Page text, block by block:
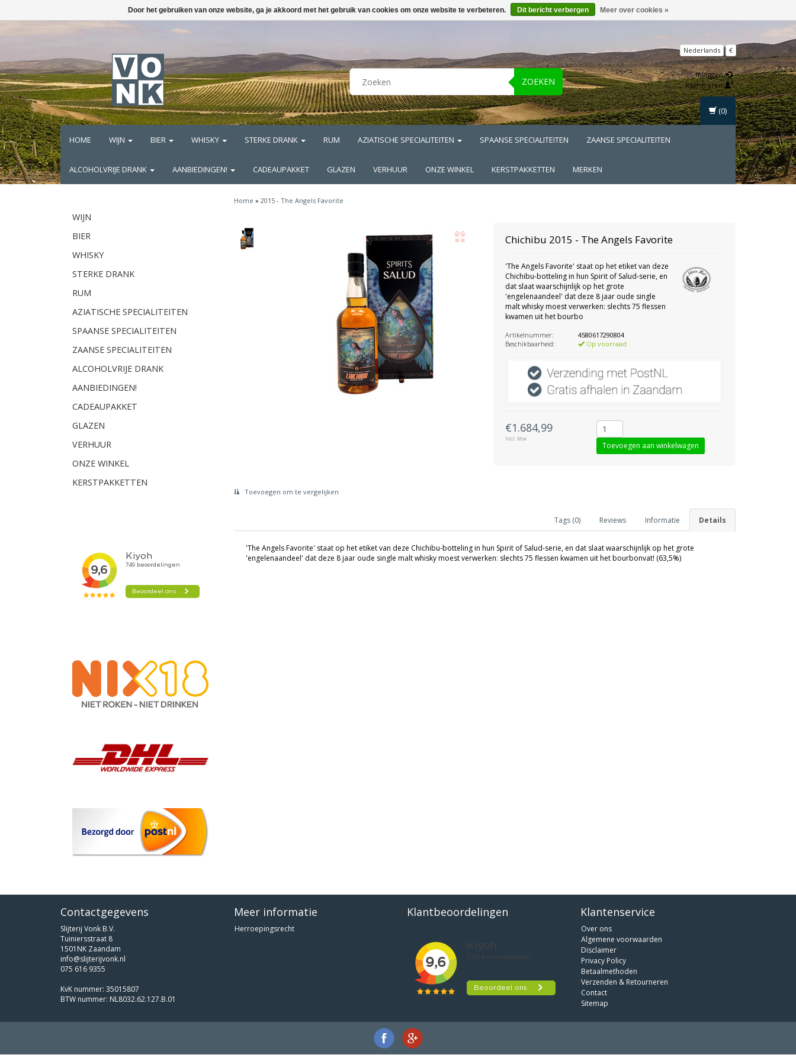
ZOEKEN
Nederlands €
Inloggen
Registreren
HOME WIJN BIER WHISKY STERKE DRANK RUM AZIATISCHE SPECIALITEITEN SPAANSE SPECIALITEITEN ZAANSE SPECIALITEITEN
ALCOHOLVRIJE DRANK AANBIEDINGEN! CADEAUPAKKET GLAZEN VERHUUR ONZE WINKEL KERSTPAKKETTEN MERKEN
(0)
WIJN
BIER
WHISKY
STERKE DRANK
RUM
AZIATISCHE SPECIALITEITEN
SPAANSE SPECIALITEITEN
ZAANSE SPECIALITEITEN
ALCOHOLVRIJE DRANK
AANBIEDINGEN!
CADEAUPAKKET
GLAZEN
VERHUUR
ONZE WINKEL
KERSTPAKKETTEN
Home » 2015 - The Angels Favorite
Chichibu 2015 - The Angels Favorite
'The Angels Favorite' staat op het etiket van deze
Chichibu-botteling in hun Spirit of Salud-serie, en
dat slaat waarschijnlijk op het grote
'engelenaandeel' dat deze 8 jaar oude single
malt whisky moest verwerken: slechts 75 flessen
kwamen uit het bourbo
Artikelnummer:
4580617290804
Beschikbaarheid:
Op voorraad
€1.684,99
Incl. btw
Toevoegen om te vergelijken
Details
Informatie
Reviews
Tags (0)
'The Angels Favorite' staat op het etiket van deze Chichibu-botteling in hun Spirit of Salud-serie, en dat slaat waarschijnlijk op het grote
'engelenaandeel' dat deze 8 jaar oude single malt whisky moest verwerken: slechts 75 flessen kwamen uit het bourbonvat! (63,5%)
Contactgegevens
Slijterij Vonk B.V.
Tuiniersstraat 8
1501NK Zaandam
info@slijterijvonk.nl
075 616 9355
KvK nummer: 35015807
BTW nummer: NL8032.62.127.B.01
Meer informatie
Herroepingsrecht
Klantbeoordelingen Klantenservice
Over ons
Algemene voorwaarden
Disclaimer
Privacy Policy
Betaalmethoden
Verzenden & Retourneren
Contact
Sitemap
Door het gebruiken van onze website, ga je akkoord met het gebruik van cookies om onze website te verbeteren. Dit bericht verbergen Meer over cookies »